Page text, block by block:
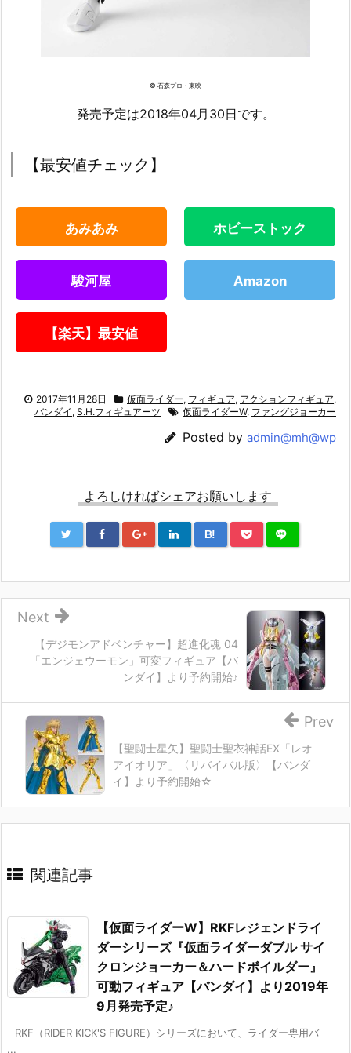
© 石森プロ・東映
発売予定は2018年04月30日です。
【最安値チェック】
あみあみ ホビーストック
駿河屋 Amazon
【楽天】最安値
2017年11月28日 仮面ライダー, フィギュア, アクションフィギュア,
バンダイ , S.H.フィギュアーツ 仮面ライダーW, ファングジョーカー
Posted by admin@mh@wp
よろしければシェアお願いします
B!
【デジモンアドベンチャー】超進化魂 04
「エンジェウーモン」可変フィギュア【バ
ンダイ】より予約開始♪
Next
【聖闘士星矢】聖闘士聖衣神話EX「レオ
アイオリア」〈リバイバル版〉【バンダ
イ】より予約開始☆
Prev
関連記事
【仮面ライダーW】RKFレジェンドライ
ダーシリーズ『仮面ライダーダブル サイ
クロンジョーカー＆ハードボイルダー』
可動フィギュア【バンダイ】より2019年
9月発売予定♪
RKF（RIDER KICK'S FIGURE）シリーズにおいて、ライダー専用バ
...